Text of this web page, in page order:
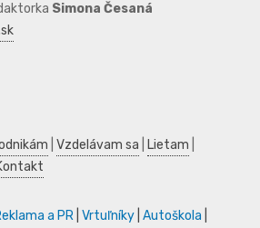
Simona Česaná
Vzdelávam sa Lietam
a PR Vrtuľníky Autoškola